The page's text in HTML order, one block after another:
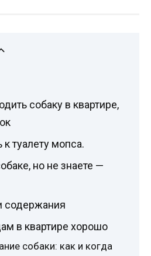
собаку в квартире,
к туалету мопса.
но не знаете —
содержания
в квартире хорошо
собаки: как и когда